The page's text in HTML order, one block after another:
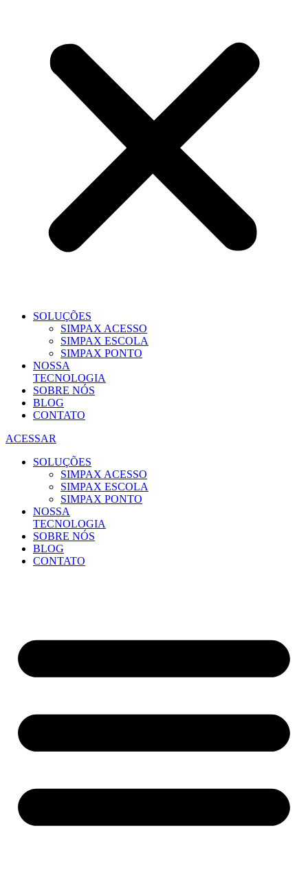
SOLUÇÕES
SIMPAX ACESSO
SIMPAX ESCOLA
SIMPAX PONTO
NOSSA
TECNOLOGIA
SOBRE NÓS
BLOG
CONTATO
ACESSAR
SOLUÇÕES
SIMPAX ACESSO
SIMPAX ESCOLA
SIMPAX PONTO
NOSSA
TECNOLOGIA
SOBRE NÓS
BLOG
CONTATO